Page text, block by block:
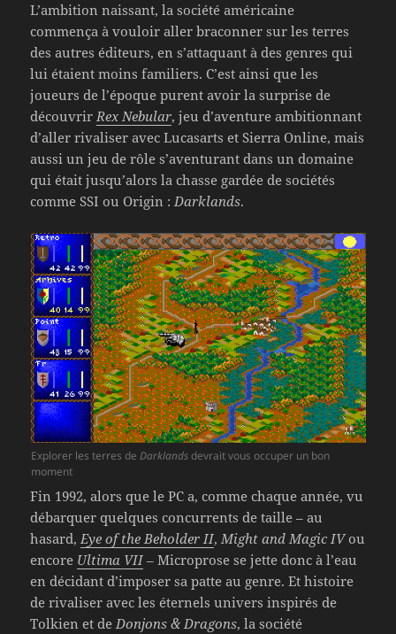
L’ambition naissant, la société américaine
commença à vouloir aller braconner sur les terres
des autres éditeurs, en s’attaquant à des genres qui
lui étaient moins familiers. C’est ainsi que les
joueurs de l’époque purent avoir la surprise de
découvrirRex Nebular, jeu d’aventure ambitionnant
d’aller rivaliser avec Lucasarts et Sierra Online, mais
aussi un jeu de rôle s’aventurant dans un domaine
qui était jusqu’alors la chasse gardée de sociétés
comme SSI ou Origin :Darklands.
Explorer les terres de Darklandsdevrait vous occuper un bon
moment
Fin 1992, alors que le PC a, comme chaque année, vu
débarquer quelques concurrents de taille – au
hasard,Eye of the Beholder II,Might and Magic IVou
encore Ultima VII– Microprose se jette donc à l’eau
en décidant d’imposer sa patte au genre. Et histoire
de rivaliser avec les éternels univers inspirés de
Tolkien et deDonjons & Dragons, la société